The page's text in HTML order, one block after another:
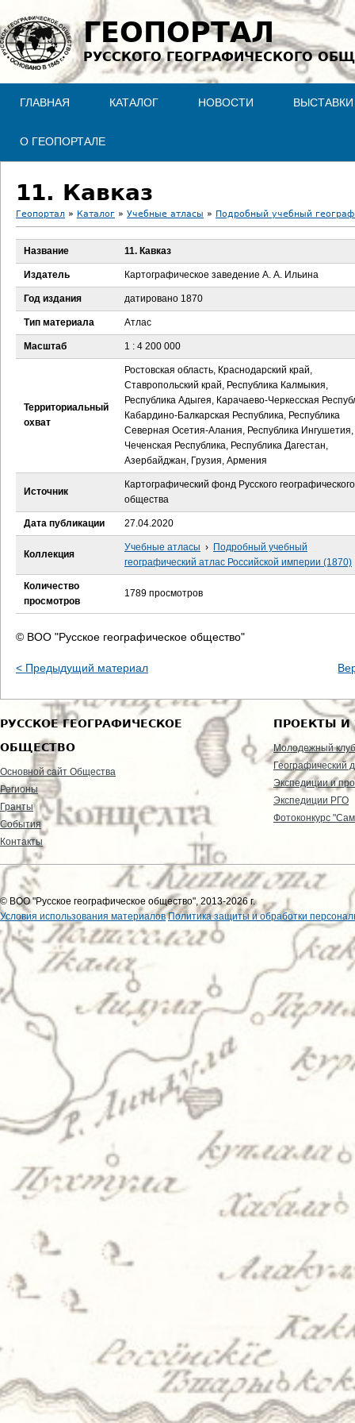
Jump to navigation
ГЕОПОРТАЛ
РУССКОГО ГЕОГРАФИЧЕСКОГО
ГЛАВНАЯ КАТАЛОГ НОВОСТИ ВЫСТАВКИ
О ГЕОПОРТАЛЕ
11. Кавказ
В
ы
д
е
ь
Геопортал » Каталог » Учебные атласы » Подробный учебный
Название 11. Кавказ
Издатель Картографическое заведение А. А. Ильина
Год издания датировано 1870
Тип материала Атлас
Масштаб 1 : 4 200 000
Территориальный
охват
Ростовская область, Краснодарский край,
Ставропольский край, Республика Калмыкия,
Республика Адыгея, Карачаево-Черкесская
Кабардино-Балкарская Республика, Республика
Северная Осетия-Алания, Республика Ингушетия,
Чеченская Республика, Республика Дагестан,
Азербайджан, Грузия, Армения
Источник
Картографический фонд Русского географического
общества
Дата публикации 27.04.2020
Коллекция
Учебные атласы › Подробный учебный
географический атлас Российской империи (1870)
Количество
просмотров
1789 просмотров
© ВОО "Русское географическое общество"
< Предыдущий материал
РУССКОЕ ГЕОГРАФИЧЕСКОЕ
ОБЩЕСТВО
Основной сайт Общества
Регионы
Гранты
События
Контакты
ПРОЕКТЫ И
Молодежный клуб
Географический
Экспедиции и
Экспедиции РГО
Фотоконкурс
© ВОО "Русское географическое общество", 2013-2026 г.
Условия использования материалов Политика защиты и обработки